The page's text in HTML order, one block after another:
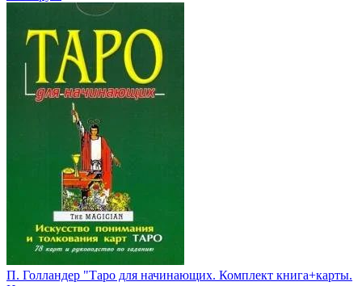
П. Голландер "Таро для начинающих. Комплект книга+карты.